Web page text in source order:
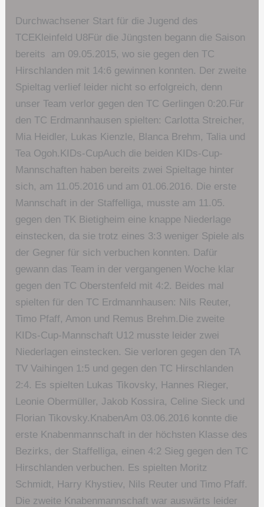
Durchwachsener Start für die Jugend des
TCEKleinfeld U8Für die Jüngsten begann die Saison
bereits am 09.05.2015, wo sie gegen den TC
Hirschlanden mit 14:6 gewinnen konnten. Der zweite
Spieltag verlief leider nicht so erfolgreich, denn
unser Team verlor gegen den TC Gerlingen 0:20.Für
den TC Erdmannhausen spielten: Carlotta Streicher,
Mia Heidler, Lukas Kienzle, Blanca Brehm, Talia und
Tea Ogoh.KIDs-CupAuch die beiden KIDs-Cup-
Mannschaften haben bereits zwei Spieltage hinter
sich, am 11.05.2016 und am 01.06.2016. Die erste
Mannschaft in der Staffelliga, musste am 11.05.
gegen den TK Bietigheim eine knappe Niederlage
einstecken, da sie trotz eines 3:3 weniger Spiele als
der Gegner für sich verbuchen konnten. Dafür
gewann das Team in der vergangenen Woche klar
gegen den TC Oberstenfeld mit 4:2. Beides mal
spielten für den TC Erdmannhausen: Nils Reuter,
Timo Pfaff, Amon und Remus Brehm.Die zweite
KIDs-Cup-Mannschaft U12 musste leider zwei
Niederlagen einstecken. Sie verloren gegen den TA
TV Vaihingen 1:5 und gegen den TC Hirschlanden
2:4. Es spielten Lukas Tikovsky, Hannes Rieger,
Leonie Obermüller, Jakob Kossira, Celine Sieck und
Florian Tikovsky.KnabenAm 03.06.2016 konnte die
erste Knabenmannschaft in der höchsten Klasse des
Bezirks, der Staffelliga, einen 4:2 Sieg gegen den TC
Hirschlanden verbuchen. Es spielten Moritz
Schmidt, Harry Khystiev, Nils Reuter und Timo Pfaff.
Die zweite Knabenmannschaft war auswärts leider